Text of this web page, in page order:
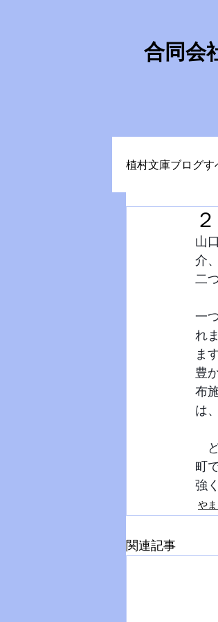
合同会
植村文庫ブログす
やまなしさ
山
介
二
一
れ
ま
豊
布
は
ど
町
強
や
関連記事